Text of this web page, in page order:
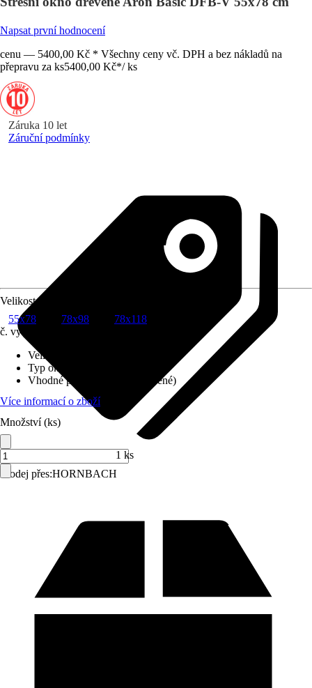
Napsat první hodnocení
cenu — 5400,00 Kč * Všechny ceny vč. DPH a bez nákladů na
přepravu za ks5400,00 Kč*/ ks
Záruka 10 let
Záruční podmínky
Prodej přes:HORNBACH
Velikost (šxv) v cm
55x78
78x98
78x118
č. výrobku
Velikost (šxv) v cm
Typ okna
Vhodné pro
Podkroví (vytápěné)
Více informací o zboží
Množství (ks)
1 ks